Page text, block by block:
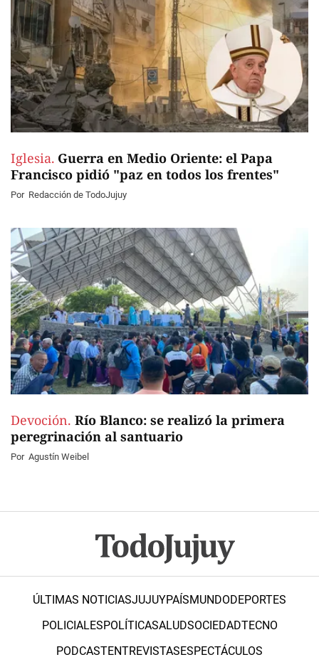
Iglesia. Guerra en Medio Oriente: el Papa
Francisco pidió "paz en todos los frentes"
Por Redacción de TodoJujuy
Devoción. Río Blanco: se realizó la primera
peregrinación al santuario
Por Agustín Weibel
ÚLTIMAS NOTICIASJUJUYPAÍSMUNDODEPORTES
POLICIALESPOLÍTICASALUDSOCIEDADTECNO
PODCASTENTREVISTASESPECTÁCULOS